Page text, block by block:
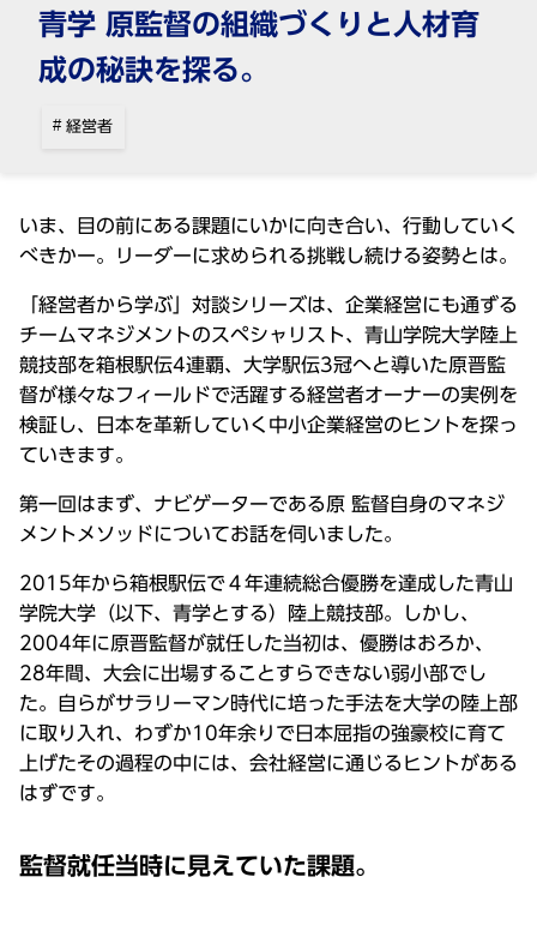
青学 原監督の組織づくりと人材育
成の秘訣を探る。
経営者
いま、目の前にある課題にいかに向き合い、行動していく
べきかー。リーダーに求められる挑戦し続ける姿勢とは。
「経営者から学ぶ」対談シリーズは、企業経営にも通ずる
チームマネジメントのスペシャリスト、青山学院大学陸上
競技部を箱根駅伝4連覇、大学駅伝3冠へと導いた原晋監
督が様々なフィールドで活躍する経営者オーナーの実例を
検証し、日本を革新していく中小企業経営のヒントを探っ
ていきます。
第一回はまず、ナビゲーターである原 監督自身のマネジ
メントメソッドについてお話を伺いました。
2015年から箱根駅伝で４年連続総合優勝を達成した青山
学院大学（以下、青学とする）陸上競技部。しかし、
2004年に原晋監督が就任した当初は、優勝はおろか、
28年間、大会に出場することすらできない弱小部でし
た。自らがサラリーマン時代に培った手法を大学の陸上部
に取り入れ、わずか10年余りで日本屈指の強豪校に育て
上げたその過程の中には、会社経営に通じるヒントがある
はずです。
監督就任当時に見えていた課題。